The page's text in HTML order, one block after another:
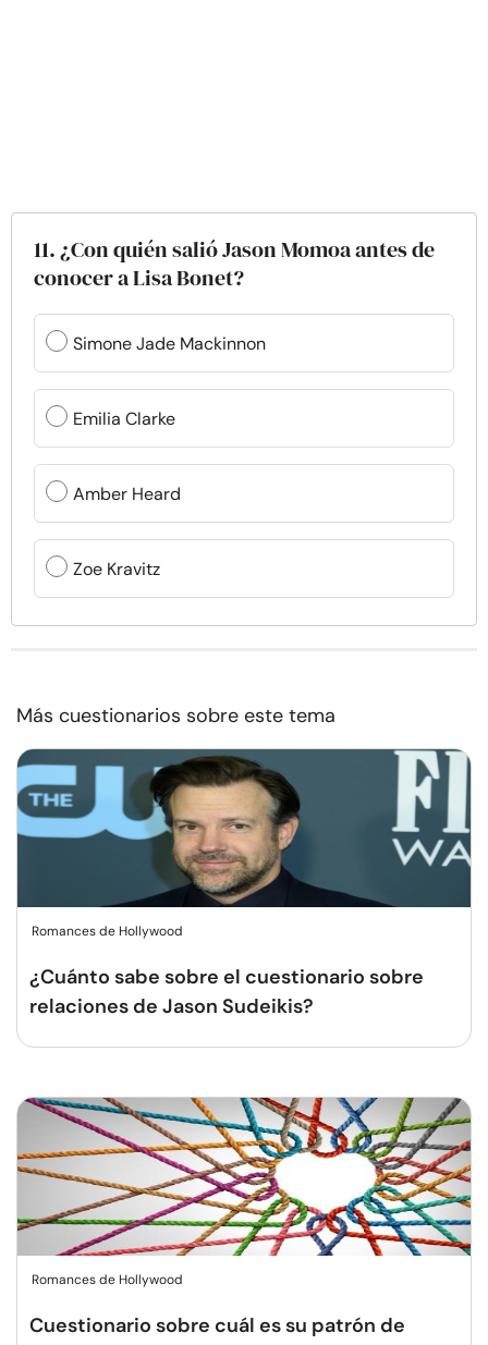
11. ¿Con quién salió Jason Momoa antes de
conocer a Lisa Bonet?
Simone Jade Mackinnon
Emilia Clarke
Amber Heard
Zoe Kravitz
Más cuestionarios sobre este tema
Romances de Hollywood
¿Cuánto sabe sobre el cuestionario sobre
relaciones de Jason Sudeikis?
Romances de Hollywood
Cuestionario sobre cuál es su patrón de